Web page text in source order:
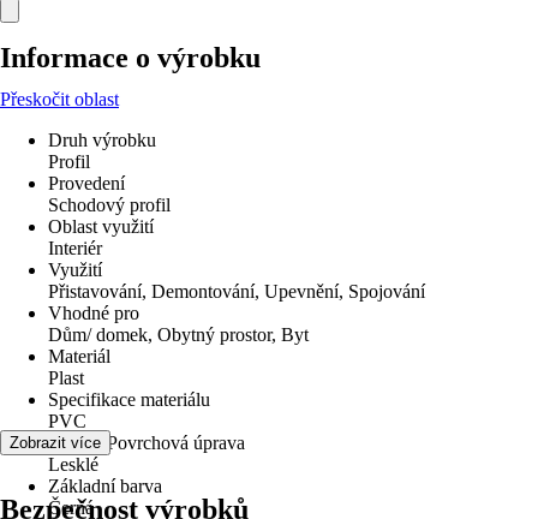
Informace o výrobku
Přeskočit oblast
Druh výrobku
Profil
Provedení
Schodový profil
Oblast využití
Interiér
Využití
Přistavování, Demontování, Upevnění, Spojování
Vhodné pro
Dům/ domek, Obytný prostor, Byt
Materiál
Plast
Specifikace materiálu
PVC
Povrch/Povrchová úprava
Lesklé
Základní barva
Černá
Zobrazit více
Bezpečnost výrobků